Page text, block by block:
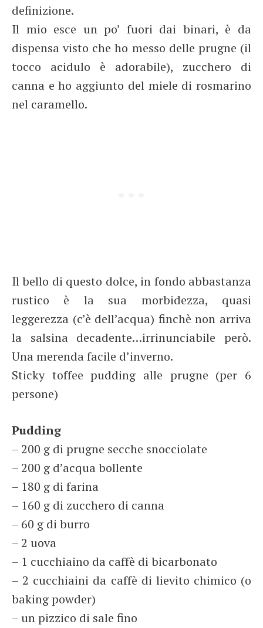
definizione.
Il mio esce un po’ fuori dai binari, è da
dispensa visto che ho messo delle prugne (il
tocco acidulo è adorabile), zucchero di
canna e ho aggiunto del miele di rosmarino
nel caramello.
Il bello di questo dolce, in fondo abbastanza
rustico è la sua morbidezza, quasi
leggerezza (c’è dell’acqua) finchè non arriva
la salsina decadente…irrinunciabile però.
Una merenda facile d’inverno.
Sticky toffee pudding alle prugne (per 6
persone)
Pudding
– 200 g di prugne secche snocciolate
– 200 g d’acqua bollente
– 180 g di farina
– 160 g di zucchero di canna
– 60 g di burro
– 2 uova
– 1 cucchiaino da caffè di bicarbonato
– 2 cucchiaini da caffè di lievito chimico (o
baking powder)
– un pizzico di sale fino